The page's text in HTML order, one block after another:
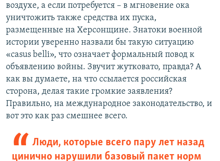
воздухе, а если потребуется – в мгновение ока
уничтожить также средства их пуска,
размещенные на Херсонщине. Знатоки военной
истории уверенно назвали бы такую ситуацию
«casus bellі», что означает формальный повод к
объявлению войны. Звучит жутковато, правда? А
как вы думаете, на что ссылается российская
сторона, делая такие громкие заявления?
Правильно, на международное законодательство, и
вот это как раз смешнее всего.
Люди, которые всего пару лет назад
цинично нарушили базовый пакет норм